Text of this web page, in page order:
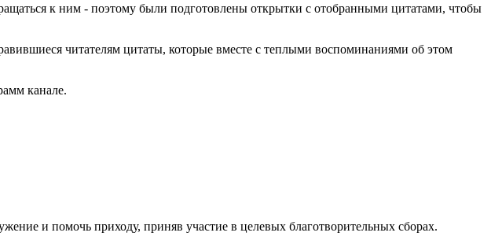
к ним - поэтому были подготовлены открытки с отобранными цитатами, чтобы
читателям цитаты, которые вместе с теплыми воспоминаниями об этом
канале.
и помочь приходу, приняв участие в целевых благотворительных сборах.